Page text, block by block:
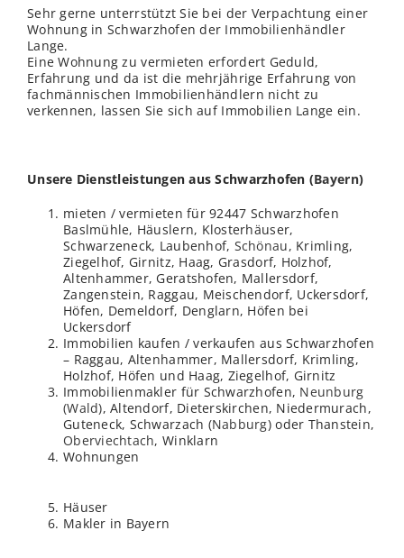
Sehr gerne unterrstützt Sie bei der Verpachtung einer
Wohnung in Schwarzhofen der Immobilienhändler
Lange.
Eine Wohnung zu vermieten erfordert Geduld,
Erfahrung und da ist die mehrjährige Erfahrung von
fachmännischen Immobilienhändlern nicht zu
verkennen, lassen Sie sich auf Immobilien Lange ein.
Unsere Dienstleistungen aus Schwarzhofen (Bayern)
mieten / vermieten für 92447 Schwarzhofen
Baslmühle, Häuslern, Klosterhäuser,
Schwarzeneck, Laubenhof, Schönau, Krimling,
Ziegelhof, Girnitz, Haag, Grasdorf, Holzhof,
Altenhammer, Geratshofen, Mallersdorf,
Zangenstein, Raggau, Meischendorf, Uckersdorf,
Höfen, Demeldorf, Denglarn, Höfen bei
Uckersdorf
Immobilien kaufen / verkaufen aus Schwarzhofen
– Raggau, Altenhammer, Mallersdorf, Krimling,
Holzhof, Höfen und Haag, Ziegelhof, Girnitz
Immobilienmakler für Schwarzhofen, Neunburg
(Wald), Altendorf, Dieterskirchen, Niedermurach,
Guteneck, Schwarzach (Nabburg) oder Thanstein,
Oberviechtach, Winklarn
Wohnungen
Häuser
Makler in Bayern